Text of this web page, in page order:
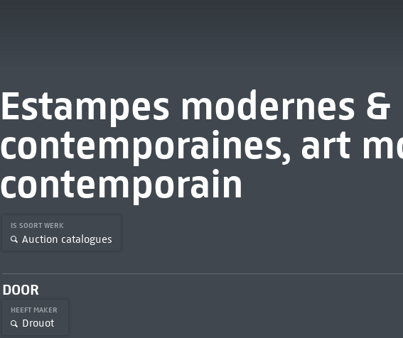
Estampes modernes &
contemporaines, art
contemporain
IS SOORT WERK
Auction catalogues
DOOR
HEEFT MAKER
Drouot